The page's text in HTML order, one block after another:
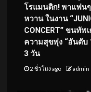
โรแมนติก! พาแฟน
หวาน ในงาน
CONCERT” ขนทั
ความสุขพุ่ง “อันดับ
3 วัน
2 ชั่วโมง ago admin